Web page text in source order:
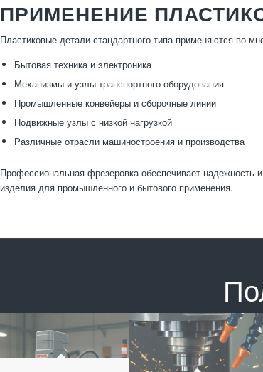
ПРИМЕНЕНИЕ
Пластиковые детали стандартного типа применяются во
Бытовая техника и электроника
Механизмы и узлы транспортного оборудования
Промышленные конвейеры и сборочные линии
Подвижные узлы с низкой нагрузкой
Различные отрасли машиностроения и производства
Профессиональная фрезеровка обеспечивает надежность
изделия для промышленного и бытового применения.